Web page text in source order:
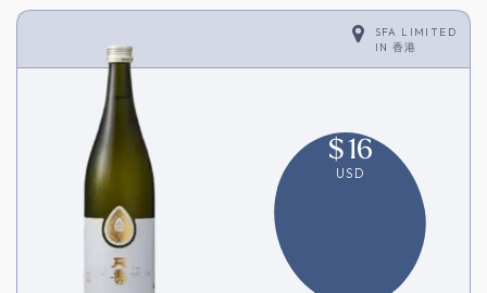
SFA LIMITED
IN 香港
$16
USD